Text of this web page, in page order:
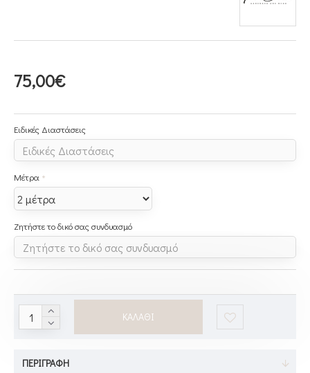
75,00€
Ειδικές Διαστάσεις
Μέτρα
Ζητήστε το δικό σας συνδυασμό
ΚΑΛΆΘΙ
ΠΕΡΙΓΡΑΦΉ